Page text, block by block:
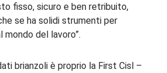
fisso, sicuro e ben retribuito,
se ha solidi strumenti per
del lavoro”.
brianzoli è proprio la First Cisl –